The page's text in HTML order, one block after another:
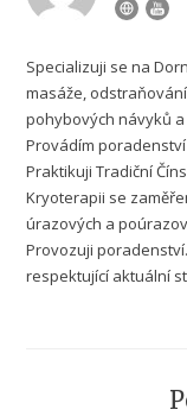
Specializuji se na
masáže,
pohybových návyků
Provádím
Praktikuji Tradiční
Kryoterapii se
úrazových a
Provozuji
respektující aktuální